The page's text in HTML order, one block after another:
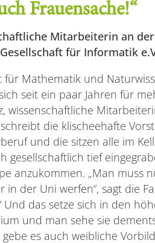
Frauensache!“
Mitarbeiterin an
für Informatik
für Mathematik und
seit ein paar Jahren für
wissenschaftliche
die klischeehafte
und die sitzen alle im
gesellschaftlich tief
anzukommen. „Man muss
in der Uni werfen“, sagt die
Und das setze sich in den
und man sehe sie
es auch weibliche